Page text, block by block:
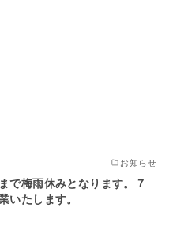
お知らせ
で梅雨休みとなります。７
いたします。